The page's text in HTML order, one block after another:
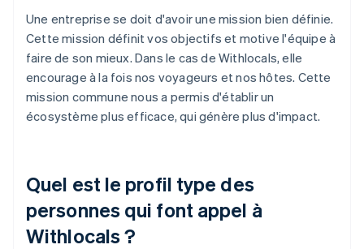
Une entreprise se doit d'avoir une mission bien définie.
Cette mission définit vos objectifs et motive l'équipe à
faire de son mieux. Dans le cas de Withlocals, elle
encourage à la fois nos voyageurs et nos hôtes. Cette
mission commune nous a permis d'établir un
écosystème plus efficace, qui génère plus d'impact.
Quel est le profil type des
personnes qui font appel à
Withlocals ?